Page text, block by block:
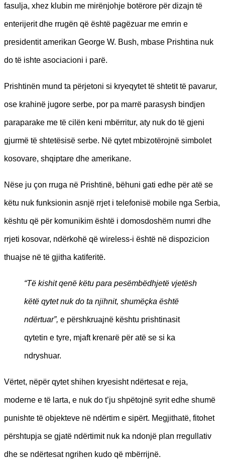
fasulja, xhez klubin me mirënjohje botërore për dizajn të
enterijerit dhe rrugën që është pagëzuar me emrin e
presidentit amerikan George W. Bush, mbase Prishtina nuk
do të ishte asociacioni i parë.
Prishtinën mund ta përjetoni si kryeqytet të shtetit të pavarur,
ose krahinë jugore serbe, por pa marrë parasysh bindjen
paraparake me të cilën keni mbërritur, aty nuk do të gjeni
gjurmë të shtetësisë serbe. Në qytet mbizotërojnë simbolet
kosovare, shqiptare dhe amerikane.
Nëse ju çon rruga në Prishtinë, bëhuni gati edhe për atë se
këtu nuk funksionin asnjë rrjet i telefonisë mobile nga Serbia,
kështu që për komunikim është i domosdoshëm numri dhe
rrjeti kosovar, ndërkohë që wireless-i është në dispozicion
thuajse në të gjitha katiferitë.
“Të kishit qenë këtu para pesëmbëdhjetë vjetësh
këtë qytet nuk do ta njihnit, shumëçka është
ndërtuar”, e përshkruajnë kështu prishtinasit
qytetin e tyre, mjaft krenarë për atë se si ka
ndryshuar.
Vërtet, nëpër qytet shihen kryesisht ndërtesat e reja,
moderne e të larta, e nuk do t’ju shpëtojnë syrit edhe shumë
punishte të objekteve në ndërtim e sipërt. Megjithatë, fitohet
përshtupja se gjatë ndërtimit nuk ka ndonjë plan rregullativ
dhe se ndërtesat ngrihen kudo që mbërrijnë.